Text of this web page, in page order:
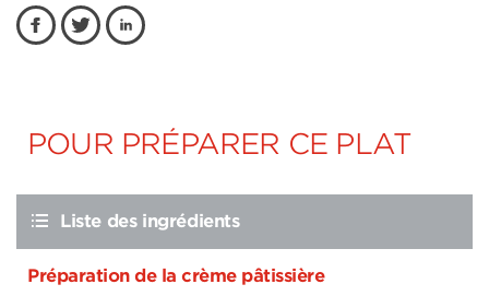
POUR PRÉPARER CE PLAT
Liste des ingrédients
Préparation de la crème pâtissière